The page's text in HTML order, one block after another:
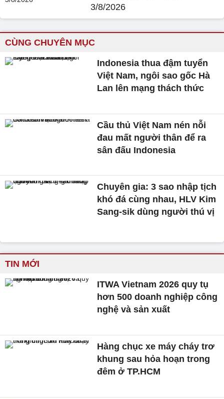
3/8/2026
CÙNG CHUYÊN MỤC
Indonesia thua đậm tuyển
Việt Nam, ngôi sao gốc Hà
Lan lên mạng thách thức
Cầu thủ Việt Nam nén nỗi
đau mất người thân để ra
sân đấu Indonesia
Chuyên gia: 3 sao nhập tịch
khó đá cùng nhau, HLV Kim
Sang-sik dùng người thú vị
TIN MỚI
ITWA Vietnam 2026 quy tụ
hơn 500 doanh nghiệp công
nghệ và sản xuất
Hàng chục xe máy cháy trơ
khung sau hỏa hoạn trong
đêm ở TP.HCM